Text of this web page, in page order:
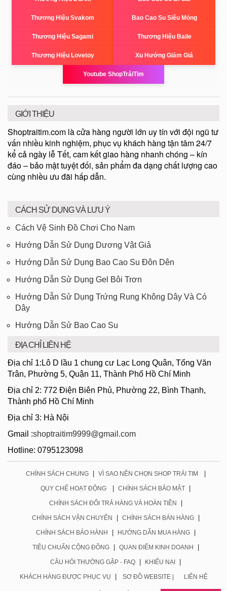
Thương Hiệu Svakom Bao Cao Su Siêu Mỏng
Thương Hiệu Sagami Thương Hiệu Baile
Thương Hiệu Lovetoy Xu Hướng Giảm Giá
Youtube ShopTráiTim
GIỚI THIỆU
Shoptraitim.com là cửa hàng người lớn uy tín với đội ngũ tư
vấn nhiều kinh nghiệm, phục vụ khách hàng tận tâm 24/7
kể cả ngày lễ Tết, cam kết giao hàng nhanh chóng – kín
đáo – bảo mật tuyệt đối, sản phẩm đa dạng chất lượng cao
cùng nhiều ưu đãi hấp dẫn.
CÁCH SỬ DỤNG VÀ LƯU Ý
Cách Vệ Sinh Đồ Chơi Cho Nam
Hướng Dẫn Sử Dụng Dương Vật Giả
Hướng Dẫn Sử Dụng Bao Cao Su Đôn Dên
Hướng Dẫn Sử Dụng Gel Bôi Trơn
Hướng Dẫn Sử Dụng Trứng Rung Không Dây Và Có
Dây
Hướng Dẫn Sử Bao Cao Su
ĐỊA CHỈ LIÊN HỆ
Địa chỉ 1:Lô D lầu 1 chung cư Lạc Long Quân, Tống Văn
Trân, Phường 5, Quận 11, Thành Phố Hồ Chí Minh
Địa chỉ 2: 772 Điện Biên Phủ, Phường 22, Bình Thạnh,
Thành phố Hồ Chí Minh
Địa chỉ 3: Hà Nội
Gmail :shoptraitim9999@gmail.com
Hotline: 0795123098
CHÍNH SÁCH CHUNG | VÌ SAO NÊN CHỌN SHOP TRÁI TIM |
QUY CHẾ HOẠT ĐỘNG | CHÍNH SÁCH BẢO MẬT |
CHÍNH SÁCH ĐỔI TRẢ HÀNG VÀ HOÀN TIỀN |
CHÍNH SÁCH VẬN CHUYỂN | CHÍNH SÁCH BÁN HÀNG |
CHÍNH SÁCH BẢO HÀNH | HƯỚNG DẪN MUA HÀNG |
TIÊU CHUẨN CỘNG ĐỒNG | QUAN ĐIỂM KINH DOANH |
CÂU HỎI THƯỜNG GẶP - FAQ | KHIẾU NẠI |
KHÁCH HÀNG ĐƯỢC PHỤC VỤ | SƠ ĐỒ WEBSITE | LIÊN HỆ